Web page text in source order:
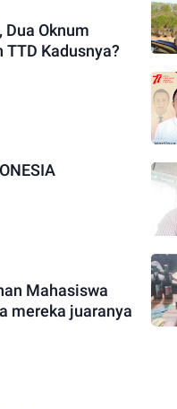
Oknum
TTD Kadusnya?
Mahasiswa
mereka juaranya